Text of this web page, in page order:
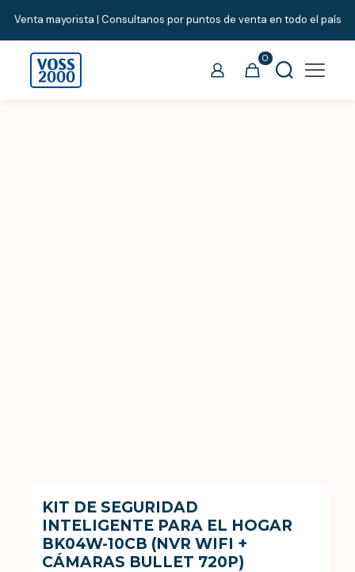
Venta mayorista | Consultanos por puntos de venta en todo el país
0
KIT DE SEGURIDAD
INTELIGENTE PARA EL HOGAR
BK04W-10CB (NVR WIFI +
CÁMARAS BULLET 720P)